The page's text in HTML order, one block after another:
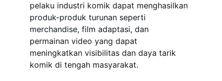
pelaku industri komik dapat menghasilkan
produk-produk turunan seperti
merchandise, film adaptasi, dan
permainan video yang dapat
meningkatkan visibilitas dan daya tarik
komik di tengah masyarakat.